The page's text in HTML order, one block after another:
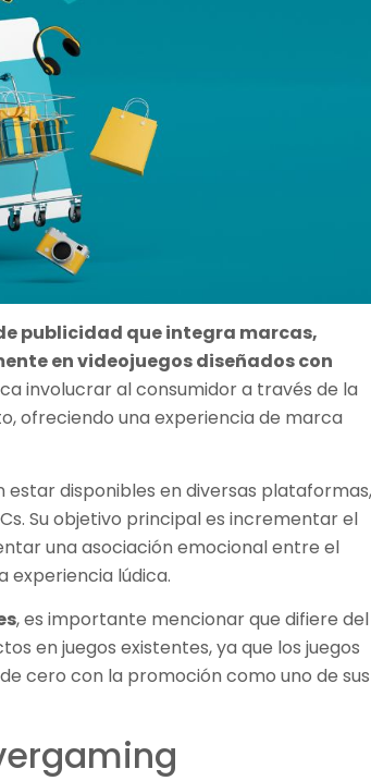
publicidad que integra marcas,
en videojuegos diseñados con
involucrar al consumidor a través de la
ofreciendo una experiencia de marca
estar disponibles en diversas plataformas,
Su objetivo principal es incrementar el
una asociación emocional entre el
experiencia lúdica.
, es importante mencionar que difiere del
en juegos existentes, ya que los juegos
cero con la promoción como uno de sus